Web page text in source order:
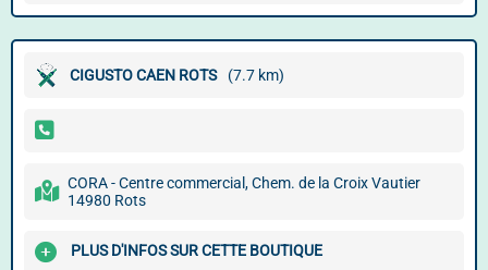
CIGUSTO CAEN ROTS (7.7 km)
CORA - Centre commercial, Chem. de la Croix Vautier
14980 Rots
PLUS D'INFOS SUR CETTE BOUTIQUE